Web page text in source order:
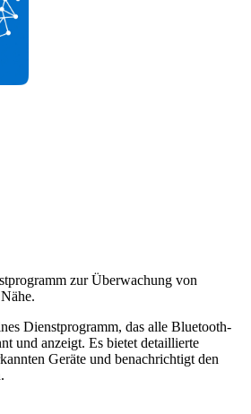
zur Überwachung von
Dienstprogramm, das alle Bluetooth-
und anzeigt. Es bietet detaillierte
Geräte und benachrichtigt den